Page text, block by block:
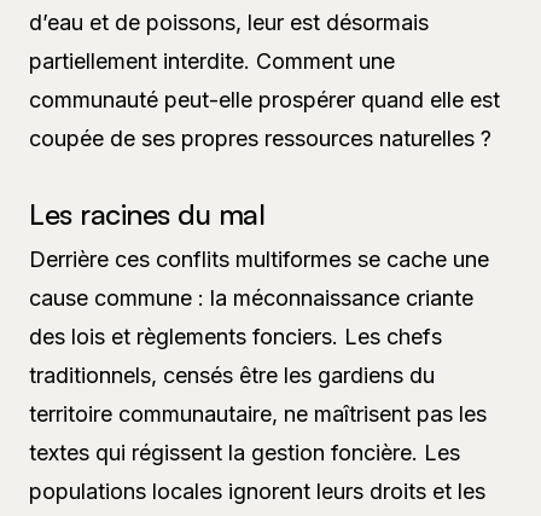
d’eau et de poissons, leur est désormais
partiellement interdite. Comment une
communauté peut-elle prospérer quand elle est
coupée de ses propres ressources naturelles ?
Les racines du mal
Derrière ces conflits multiformes se cache une
cause commune : la méconnaissance criante
des lois et règlements fonciers. Les chefs
traditionnels, censés être les gardiens du
territoire communautaire, ne maîtrisent pas les
textes qui régissent la gestion foncière. Les
populations locales ignorent leurs droits et les